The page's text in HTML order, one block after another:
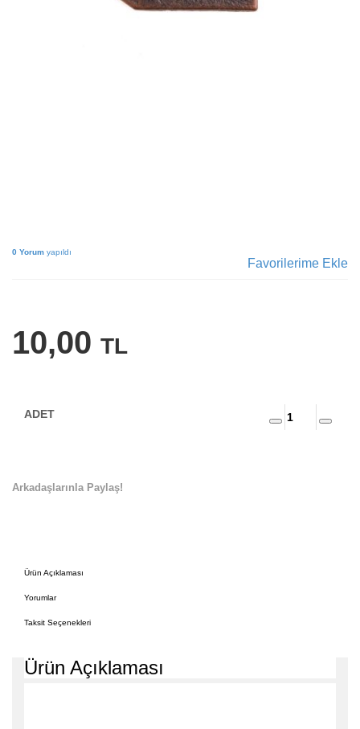
0 Yorum yapıldı
Favorilerime Ekle
10,00 TL
Arkadaşlarınla Paylaş!
Ürün Açıklaması
Yorumlar
Taksit Seçenekleri
Ürün Açıklaması